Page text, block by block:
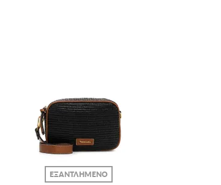
ΕΞΑΝΤΛΗΜΕΝΟ